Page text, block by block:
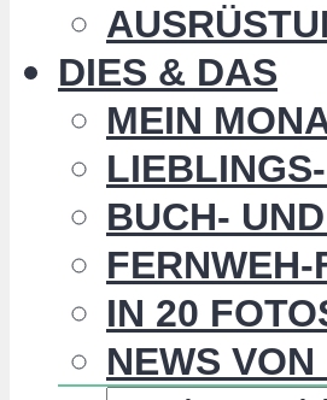
DIES & DAS
MEIN
BUCH-
FERNWEH-
IN 20
NEWS